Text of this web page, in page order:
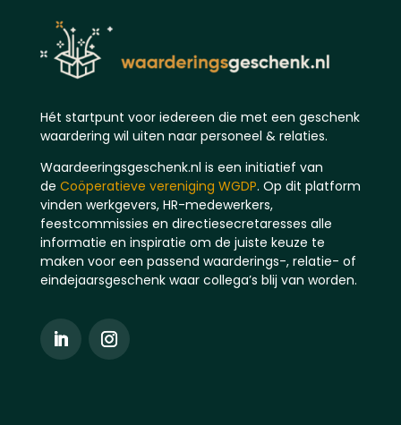
Hét startpunt voor iedereen die met een geschenk
waardering wil uiten naar personeel & relaties.
Waardeeringsgeschenk.nl is een initiatief van
de Coöperatieve vereniging WGDP. Op dit platform
vinden werkgevers, HR-medewerkers,
feestcommissies en directiesecretaresses alle
informatie en inspiratie om de juiste keuze te
maken voor een passend waarderings-, relatie- of
eindejaarsgeschenk waar collega’s blij van worden.